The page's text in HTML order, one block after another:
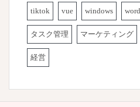
tiktok vue windows
タスク管理 マーケティング
経営